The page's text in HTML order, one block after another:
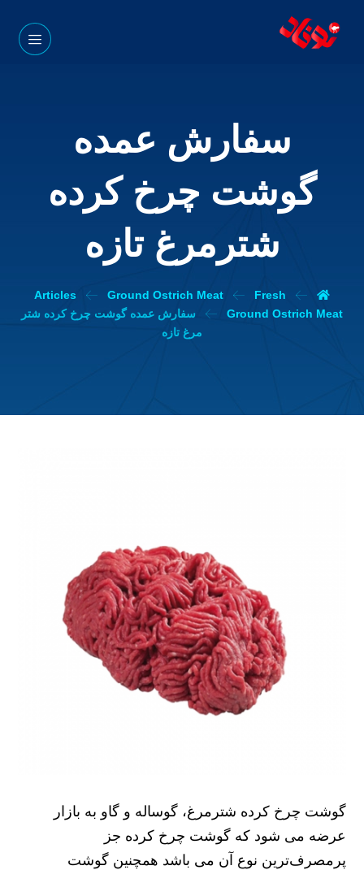
سفارش عمده
گوشت چرخ کرده
شترمرغ تازه
Articles Ground Ostrich Meat
Fresh
Ground Ostrich Meat
سفارش عمده گوشت چرخ کرده شتر
مرغ تازه
گوشت چرخ کرده شترمرغ، گوساله و گاو به بازار
عرضه می شود که گوشت چرخ کرده جز
پرمصرف‌ترین نوع آن می باشد همچنین گوشت